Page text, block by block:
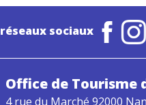
sociaux
Office de Tourisme
4 rue du Marché 92000